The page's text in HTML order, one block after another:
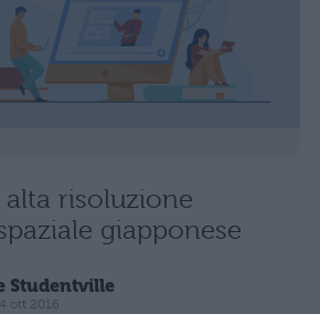
risoluzione
giapponese
Studentville
ott 2016